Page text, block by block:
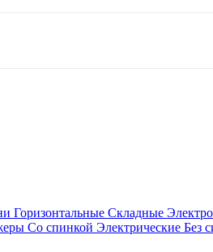
Горизонтальные Складные
Со спинкой Электрические Без